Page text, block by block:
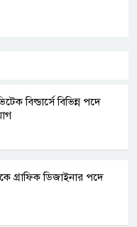
বিল্ডার্সে বিভিন্ন পদে
গ্রাফিক ডিজাইনার পদে